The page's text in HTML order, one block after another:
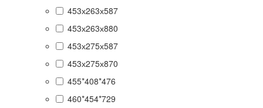
453х263х587
453х263х880
453х275х587
453х275х870
455*408*476
460*454*729